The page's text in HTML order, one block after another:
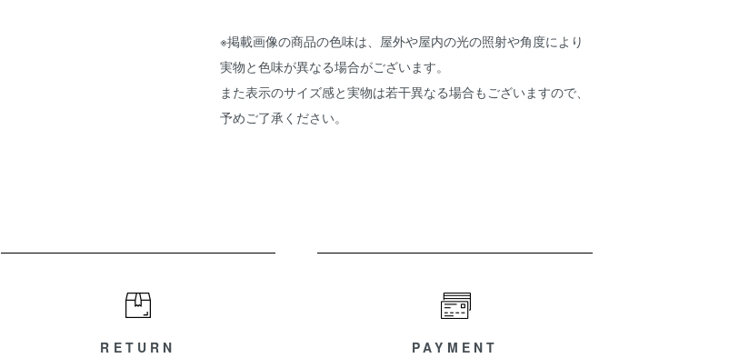
※掲載画像の商品の色味は、屋外や屋内の光の照射や角度により
実物と色味が異なる場合がございます。
また表示のサイズ感と実物は若干異なる場合もございますので、
予めご了承ください。
RETURN PAYMENT